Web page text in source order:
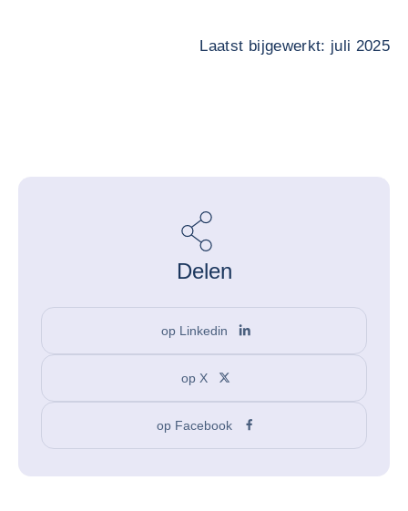
Laatst bijgewerkt: juli 2025
Delen
op Linkedin
op X
op Facebook